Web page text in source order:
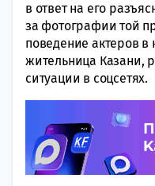
в ответ на его
за фотографии той
поведение актеров
жительница Казани,
ситуации в соцсетях.